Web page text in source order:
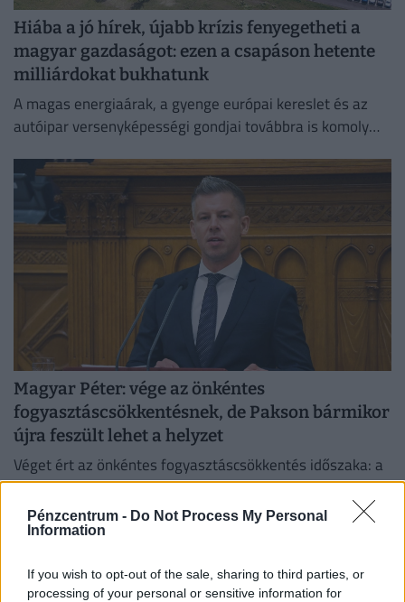
Pénzcentrum - Do Not Process My Personal
Information
If you wish to opt-out of the sale, sharing to third parties, or
processing of your personal or sensitive information for
Hiába a jó hírek, újabb krízis fenyegetheti a
magyar gazdaságot: ezen a csapáson hetente
milliárdokat bukhatunk
A magas energiaárak, a gyenge európai kereslet és az
autóipar versenyképességi gondjai továbbra is komoly
Magyar Péter: vége az önkéntes
fogyasztáscsökkentésnek, de Pakson bármikor
újra feszült lehet a helyzet
Véget ért az önkéntes fogyasztáscsökkentés időszaka: a
kormány szerint sikerült átvészelni az idei nyár eddigi
legkritikusabb napjait.